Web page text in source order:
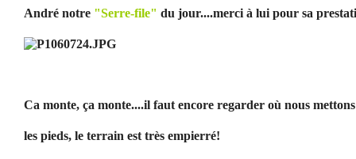
André notre "Serre-file" du jour....merci à lui pour sa
Ca monte, ça monte....il faut encore regarder où nous mettons
les pieds, le terrain est très empierré!